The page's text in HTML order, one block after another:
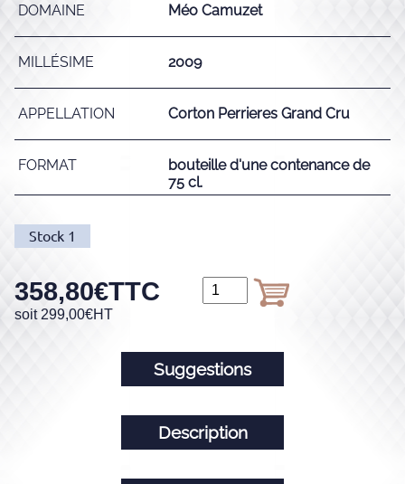
DOMAINE Méo Camuzet
MILLÉSIME 2009
APPELLATION Corton Perrieres Grand Cru
FORMAT
bouteille d'une contenance de
75 cl.
Stock 1
358,80€TTC
soit 299,00€HT
Suggestions
Description